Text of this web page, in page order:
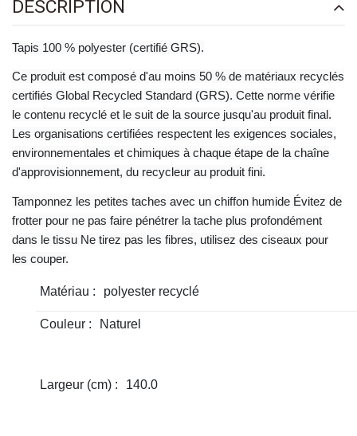
DESCRIPTION
Tapis 100 % polyester (certifié GRS).
Ce produit est composé d'au moins 50 % de matériaux recyclés
certifiés Global Recycled Standard (GRS). Cette norme vérifie
le contenu recyclé et le suit de la source jusqu'au produit final.
Les organisations certifiées respectent les exigences sociales,
environnementales et chimiques à chaque étape de la chaîne
d'approvisionnement, du recycleur au produit fini.
Tamponnez les petites taches avec un chiffon humide Évitez de
frotter pour ne pas faire pénétrer la tache plus profondément
dans le tissu Ne tirez pas les fibres, utilisez des ciseaux pour
les couper.
Matériau : polyester recyclé
Couleur : Naturel
Largeur (cm) : 140.0